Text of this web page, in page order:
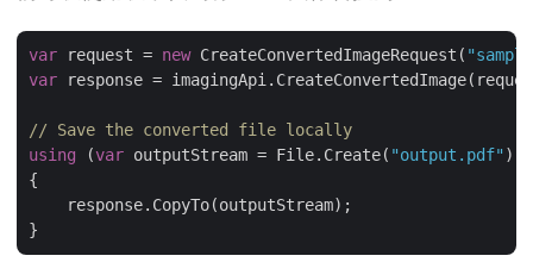
var request = new CreateConvertedImageRequest(
var response =
// Save the converted file locally
using (var outputStream = File.Create( "output.pdf" ))
{
    response.CopyTo(outputStream);